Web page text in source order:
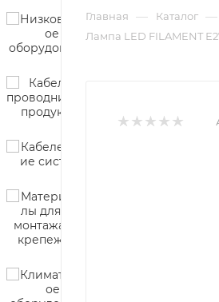
Главная — Каталог —
Лампа LED FILAMENT